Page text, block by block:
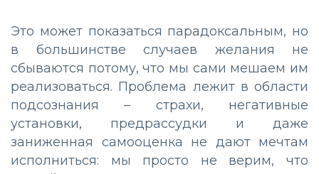
Это может показаться парадоксальным, но
в большинстве случаев желания не
сбываются потому, что мы сами мешаем им
реализоваться. Проблема лежит в области
подсознания – страхи, негативные
установки, предрассудки и даже
заниженная самооценка не дают мечтам
исполниться: мы просто не верим, что